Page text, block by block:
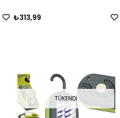
₺313,99
TÜKENDI